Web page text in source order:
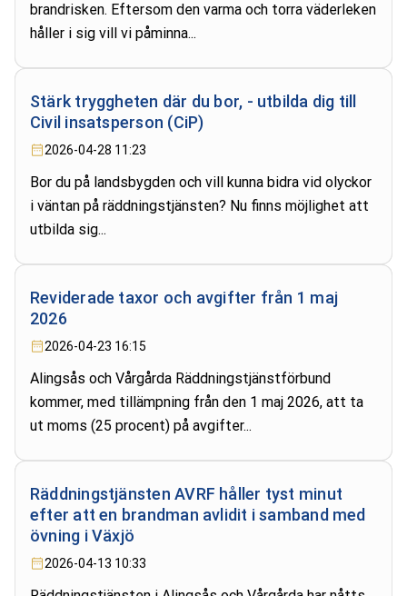
brandrisken. Eftersom den varma och torra väderleken
håller i sig vill vi påminna...
Stärk tryggheten där du bor, - utbilda dig till
Civil insatsperson (CiP)
2026-04-28 11:23
Bor du på landsbygden och vill kunna bidra vid olyckor
i väntan på räddningstjänsten? Nu finns möjlighet att
utbilda sig...
Reviderade taxor och avgifter från 1 maj
2026
2026-04-23 16:15
Alingsås och Vårgårda Räddningstjänstförbund
kommer, med tillämpning från den 1 maj 2026, att ta
ut moms (25 procent) på avgifter...
Räddningstjänsten AVRF håller tyst minut
efter att en brandman avlidit i samband med
övning i Växjö
2026-04-13 10:33